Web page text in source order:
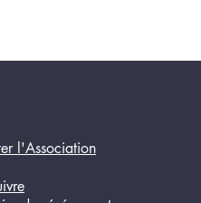
l'Association